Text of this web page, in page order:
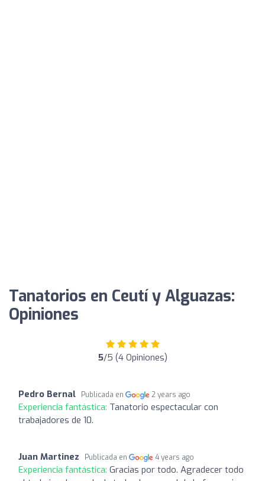
Tanatorios en Ceutí y Alguazas:
Opiniones
5/5 (4 Opiniones)
Pedro Bernal Publicada en 2 years ago
Experiencia fantástica: Tanatorio espectacular con
trabajadores de 10.
Juan Martinez Publicada en 4 years ago
Experiencia fantástica: Gracias por todo. Agradecer todo